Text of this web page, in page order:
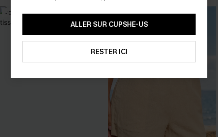
-10% -15%
ALLER SUR CUPSHE-US
RESTER ICI